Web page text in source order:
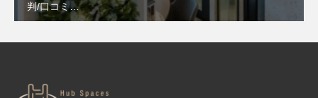
判/口コミ…